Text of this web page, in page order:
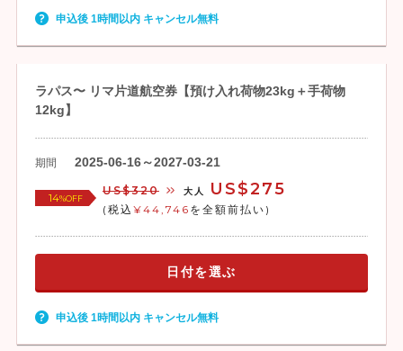
申込後 1時間以内 キャンセル無料
ラパス〜 リマ片道航空券【預け入れ荷物23kg＋手荷物
12kg】
期間 2025-06-16～2027-03-21
14%OFF
US$320 大人 US$275
(税込 ¥44,746 を全額前払い)
日付を選ぶ
申込後 1時間以内 キャンセル無料